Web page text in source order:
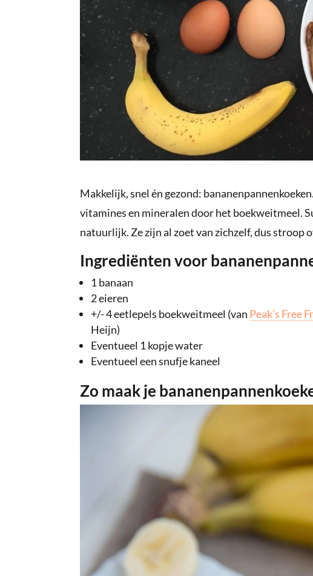
Makkelijk, snel én gezond:
vitamines en mineralen door het boekweitmeel.
natuurlijk. Ze zijn al zoet van zichzelf, dus stroop
Ingrediënten voor
1 banaan
2 eieren
+/- 4 eetlepels boekweitmeel (van Peak’s Free
Heijn)
Eventueel 1 kopje water
Eventueel een snufje kaneel
Zo maak je